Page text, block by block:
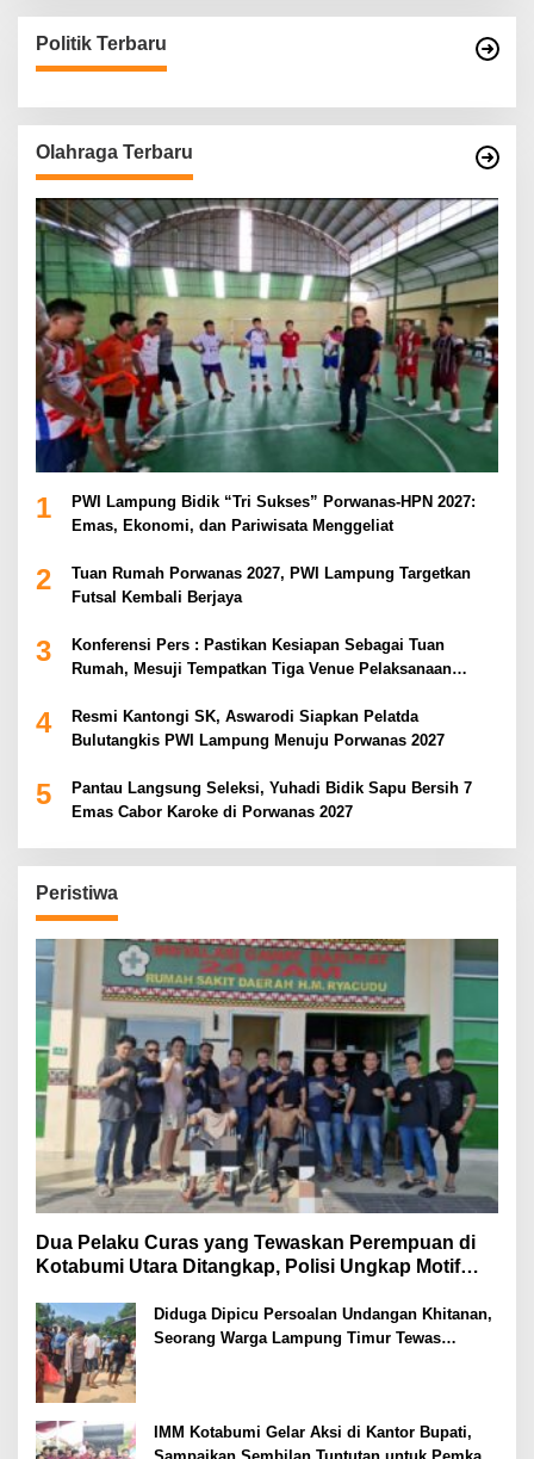
Politik Terbaru
Olahraga Terbaru
1
PWI Lampung Bidik “Tri Sukses” Porwanas-HPN 2027:
Emas, Ekonomi, dan Pariwisata Menggeliat
2
Tuan Rumah Porwanas 2027, PWI Lampung Targetkan
Futsal Kembali Berjaya
3
Konferensi Pers : Pastikan Kesiapan Sebagai Tuan
Rumah, Mesuji Tempatkan Tiga Venue Pelaksanaan
4
Resmi Kantongi SK, Aswarodi Siapkan Pelatda
Bulutangkis PWI Lampung Menuju Porwanas 2027
5
Pantau Langsung Seleksi, Yuhadi Bidik Sapu Bersih 7
Emas Cabor Karoke di Porwanas 2027
Peristiwa
Dua Pelaku Curas yang Tewaskan Perempuan di
Kotabumi Utara Ditangkap, Polisi Ungkap Motif
Diduga Dipicu Persoalan Undangan Khitanan,
Seorang Warga Lampung Timur Tewas
IMM Kotabumi Gelar Aksi di Kantor Bupati,